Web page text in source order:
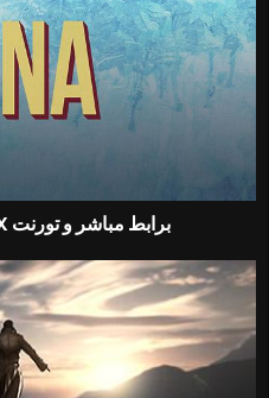
تحميل لعبة Kona بكراك CODEX برابط مباشر و تورنت